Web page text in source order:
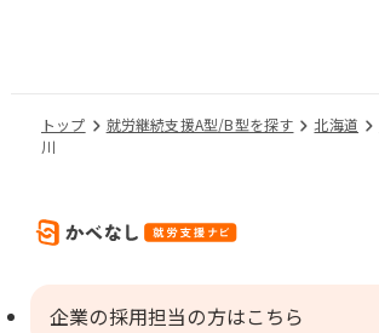
トップ 就労継続支援A型/B型を探す 北海道
川
企業の採用担当の方はこちら